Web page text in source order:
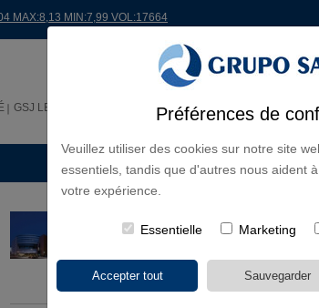
Préférences de
Veuillez utiliser des cookies sur notre site
essentiels, tandis que d'autres nous aident
votre expérience.
Essentielle Marketing
MAX:8,13 MIN:7,99 VOL:17664
GSJ LE MONDE ACTIONNAIRES ET